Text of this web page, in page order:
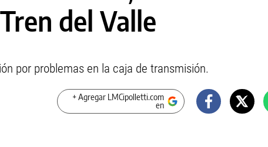
del Valle
por problemas en la caja de transmisión.
+ Agregar LMCipolletti.com
en